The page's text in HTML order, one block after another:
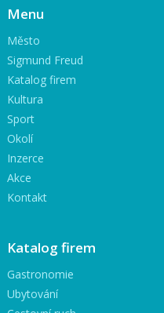
Menu
Město
Sigmund Freud
Katalog firem
Kultura
Sport
Okolí
Inzerce
Akce
Kontakt
Katalog firem
Gastronomie
Ubytování